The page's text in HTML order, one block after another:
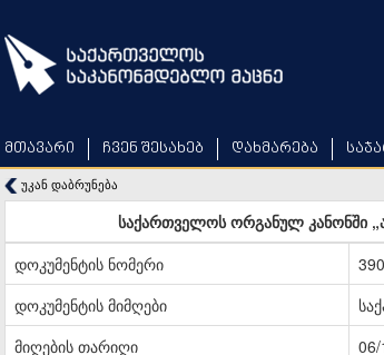
მთავარი ჩვენ შესახებ დახმარება
უკან დაბრუნება
საქართველოს ორგანულ კანონში
დოკუმენტის ნომერი
დოკუმენტის მიმღები
მიღების თარიღი